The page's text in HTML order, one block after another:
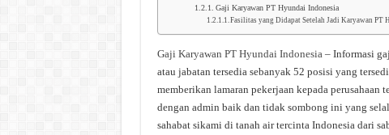
Gaji Karyawan PT Hyundai Indonesia
Fasilitas yang Didapat Setelah Jadi Karyawan PT
Gaji Karyawan PT Hyundai Indonesia– Informasi
atau jabatan tersedia sebanyak 52 posisi yang
memberikan lamaran pekerjaan kepada
dengan admin baik dan tidak sombong ini yang
sahabat sikami di tanah air tercinta Indonesia dari